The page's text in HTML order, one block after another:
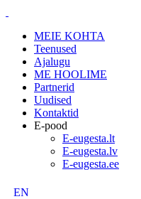
MEIE KOHTA
Teenused
Ajalugu
ME HOOLIME
Partnerid
Uudised
Kontaktid
E-pood
E-eugesta.lt
E-eugesta.lv
E-eugesta.ee
EN